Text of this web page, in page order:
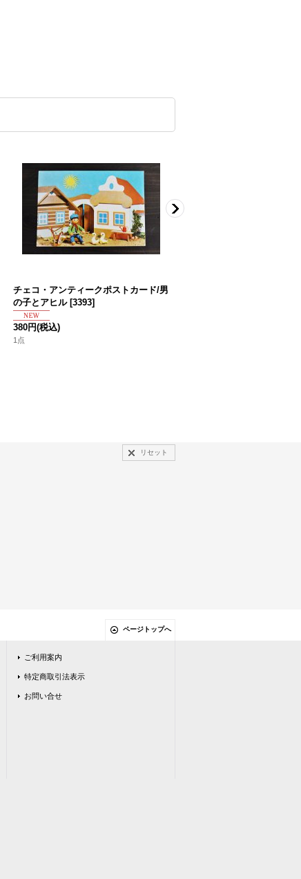
チェコ・アンティークポストカード/男
の子とアヒル [3393]
380円(税込)
1点
リセット
ページトップへ
ご利用案内
特定商取引法表示
お問い合せ